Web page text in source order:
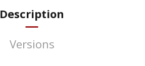
Description
Versions